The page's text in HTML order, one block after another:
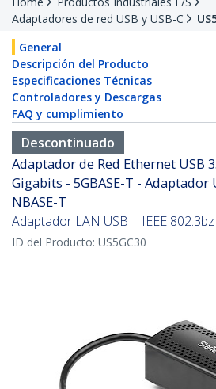
Adaptadores de red USB y USB-C
General
Descripción del Producto
Especificaciones Técnicas
Controladores y Descargas
FAQ y cumplimiento
Descontinuado
Adaptador de Red Ethernet USB
Gigabits - 5GBASE-T - Adaptador
NBASE-T
Adaptador LAN USB | IEEE
ID del Producto: US5GC30